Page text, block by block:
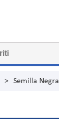
> Semilla Negra